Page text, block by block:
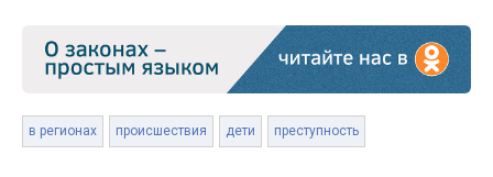
в регионах происшествия дети преступность